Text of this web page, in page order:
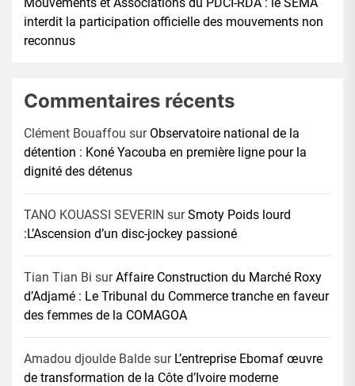
interdit la participation officielle des mouvements non
reconnus
Commentaires récents
Clément Bouaffou sur Observatoire national de la
détention : Koné Yacouba en première ligne pour la
dignité des détenus
TANO KOUASSI SEVERIN surSmoty Poids lourd
:L’Ascension d’un disc-jockey passioné
Tian Tian Bi surAffaire Construction du Marché Roxy
d’Adjamé : Le Tribunal du Commerce tranche en faveur
des femmes de la COMAGOA
Amadou djoulde Balde sur L’entreprise Ebomaf œuvre
de transformation de la Côte d’Ivoire moderne